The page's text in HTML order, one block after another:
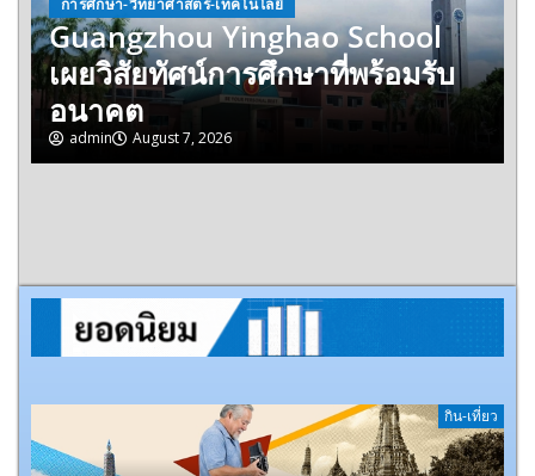
ธุรกิจ-ตลาด
TCMA จับมือแคนาดา ดัน
เทคโนโลยีดักจับคาร์บอนเครื่อง
แรกในไทย ปูทางอุตสาหกรรม
ปูนซีเมนต์สู่ Net Zero 2050
กิน-เที่ยว